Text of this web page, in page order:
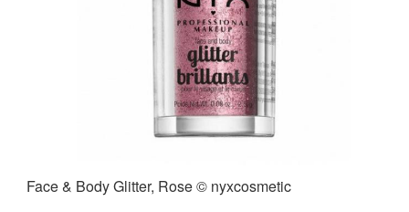
Face & Body Glitter, Rose © nyxcosmetic